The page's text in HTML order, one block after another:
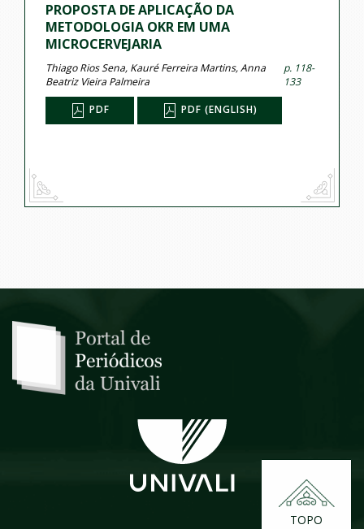
PROPOSTA DE APLICAÇÃO DA
METODOLOGIA OKR EM UMA
MICROCERVEJARIA
Thiago Rios Sena, Kauré Ferreira Martins, Anna
Beatriz Vieira Palmeira
p. 118-
133
PDF PDF (ENGLISH)
TOPO